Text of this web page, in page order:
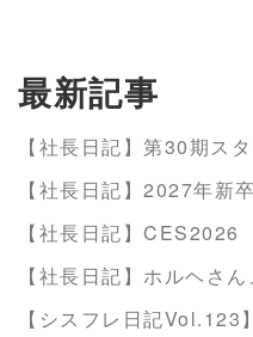
最新記事
【社長日記】第30期ス
【社長日記】2027年新
【社長日記】CES2026
【社長日記】ホルヘさ
【シスフレ日記